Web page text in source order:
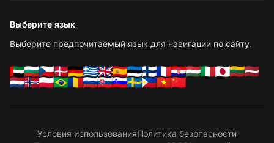
Выберите язык
Выберите предпочитаемый язык для навигации по сайту.
Условия использованияПолитика безопасности